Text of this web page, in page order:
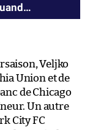
Veljko
Union et de
de Chicago
Un autre
City FC